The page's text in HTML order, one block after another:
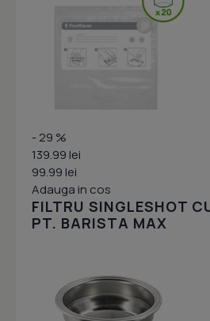
- 29 %
139.99 lei
99.99 lei
Adauga in cos
FILTRU SINGLESHOT
PT. BARISTA MAX